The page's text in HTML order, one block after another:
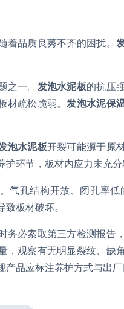
着品质良莠不齐的困扰。
之一。 发泡水泥板的抗压
材疏松脆弱。发泡水泥保
泡水泥板开裂可能源于原
护环节，板材内应力未充
气孔结构开放、闭孔率
板材破坏。
务必索取第三方检测报告
，观察有无明显裂纹、缺
产品应标注养护方式与出